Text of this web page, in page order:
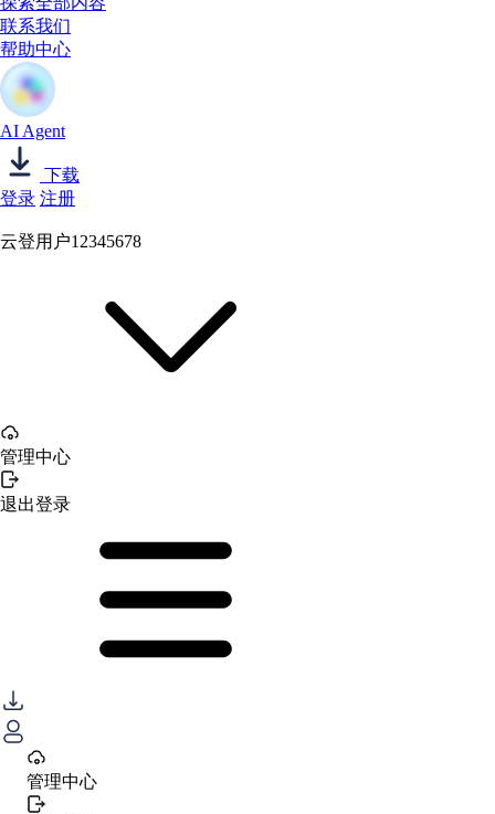
联系我们
帮助中心
AI Agent
下载
登录 注册
云登用户12345678
管理中心
退出登录
管理中心